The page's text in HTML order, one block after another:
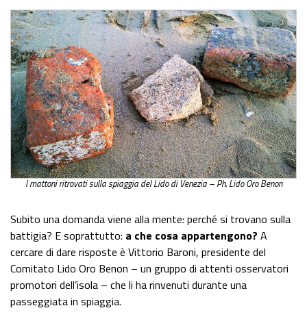
I mattoni ritrovati sulla spiaggia del Lido di Venezia – Ph. Lido Oro Benon
Subito una domanda viene alla mente: perché si trovano sulla
battigia? E soprattutto: a che cosa appartengono? A
cercare di dare risposte è Vittorio Baroni, presidente del
Comitato Lido Oro Benon – un gruppo di attenti osservatori
promotori dell’isola – che li ha rinvenuti durante una
passeggiata in spiaggia.